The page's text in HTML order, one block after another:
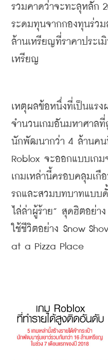
รวมคาดว่าจะทะลุหลัก
ระดมทุนจากกองทุนร่ว
ล้านเหรียญที่ราคาประเ
เหรียญ
เหตุผลข้อหนึ่งที่เป็นแรง
จำนวนเกมอันมหาศาล
นักพัฒนากว่า 4 ล้านค
Roblox จะออกแบบเกม
เกมเหล่านี้ครอบคลุมเกื
รถและสวมบทบาทแบบ
ไล่ล่าผู้ร้าย” สุดฮิตอย่าง
ใช้ชีวิตอย่าง Snow
at a Pizza Place